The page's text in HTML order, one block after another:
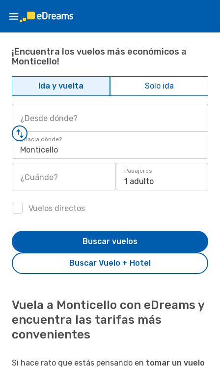
¡Encuentra los vuelos más económicos a
Monticello!
Ida y vuelta Solo ida
¿Desde dónde?
¿Hacia dónde?
Monticello
¿Cuándo?
Pasajeros
1 adulto
Vuelos directos
Buscar Vuelo + Hotel
Buscar vuelos
Vuela a Monticello con eDreams y
encuentra las tarifas más
convenientes
Si hace rato que estás pensando en tomar un vuelo